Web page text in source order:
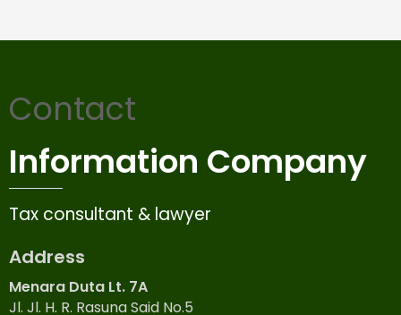
Contact
Information Company
Tax consultant & lawyer
Address
Menara Duta Lt. 7A
Jl. Jl. H. R. Rasuna Said No.5